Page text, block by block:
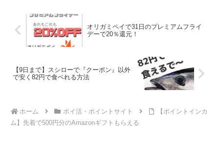
オリガミペイで31日のプレミアムフライ
デーで20％還元！
【9日まで】スシローで『クーポン』以外
で安く82円で食ベれる方法
ホーム ポイ活・ポイントサイト
【ポイントインカ
ム】先着で500円分のAmazonギフト もらえる